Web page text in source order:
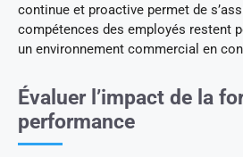
continue et proactive permet de
compétences des employés restent
un environnement commercial en
Évaluer l’impact de la
performance